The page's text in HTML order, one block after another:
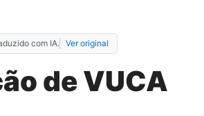
com IA. Ver original
de VUCA